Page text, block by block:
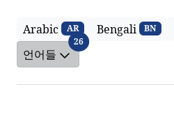
Arabic AR Bengali BN
언어들
26언어들